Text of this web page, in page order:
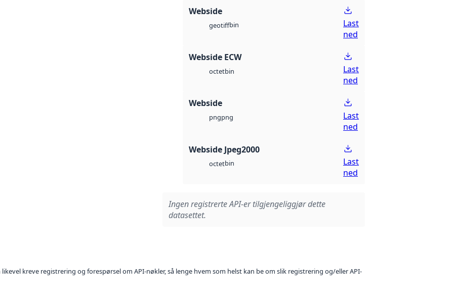
Webside
geotiffbin
Last
ned
Webside ECW
octetbin
Last
ned
Webside
pngpng
Last
ned
Webside Jpeg2000
octetbin
Last
ned
Ingen registrerte API-er tilgjengeliggjør dette
datasettet.
kreve registrering og forespørsel om API-nøkler, så lenge hvem som helst kan be om slik registrering og/eller API-